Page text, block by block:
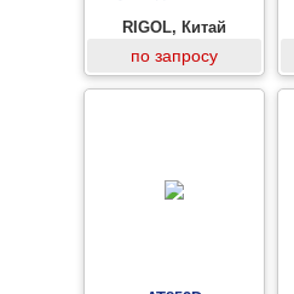
RIGOL, Китай
по запросу